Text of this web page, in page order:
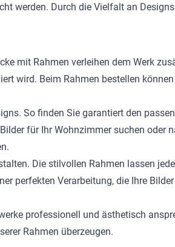
werden. Durch die Vielfalt an
mit Rahmen verleihen dem Werk
wird. Beim Rahmen bestellen
So finden Sie garantiert den
für Ihr Wohnzimmer suchen oder
Die stilvollen Rahmen lassen
perfekten Verarbeitung, die Ihre
professionell und ästhetisch
Rahmen überzeugen.